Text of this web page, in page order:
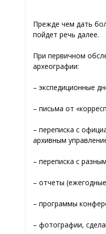
Прежде чем дать
пойдет речь далее.
При первичном
археографии:
– экспедиционные
– письма от
– переписка с
архивным
– переписка с
– отчеты
– программы
– фотографии,